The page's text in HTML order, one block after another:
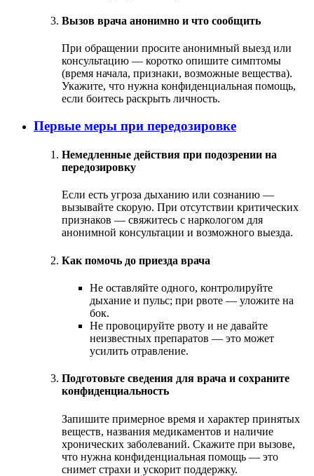
Вызов врача анонимно и что сообщить
При обращении просите анонимный выезд или
консультацию — коротко опишите симптомы
(время начала, признаки, возможные вещества).
Укажите, что нужна конфиденциальная помощь,
если боитесь раскрыть личность.
Первые меры при передозировке
Немедленные действия при подозрении на
передозировку
Если есть угроза дыханию или сознанию —
вызывайте скорую. При отсутствии критических
признаков — свяжитесь с наркологом для
анонимной консультации и возможного выезда.
Как помочь до приезда врача
Не оставляйте одного, контролируйте
дыхание и пульс; при рвоте — уложите на
бок.
Не провоцируйте рвоту и не давайте
неизвестных препаратов — это может
усилить отравление.
Подготовьте сведения для врача и сохраните
конфиденциальность
Запишите примерное время и характер принятых
веществ, названия медикаментов и наличие
хронических заболеваний. Скажите при вызове,
что нужна конфиденциальная помощь — это
снимет страхи и ускорит поддержку.